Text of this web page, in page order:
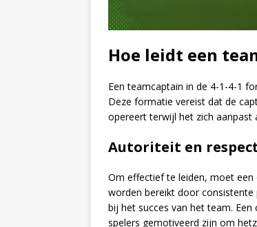
Hoe leidt een
Een teamcaptain in de 4-1-4-1
Deze formatie vereist dat de
opereert terwijl het zich aanpast
Autoriteit en
Om effectief te leiden, moet
worden bereikt door
bij het succes van het team.
spelers gemotiveerd zijn om